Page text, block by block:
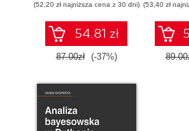
(52,20 zł najniższa cena z 30 dni)
54.81 zł
87.00zł (-37%)
(53,40 zł